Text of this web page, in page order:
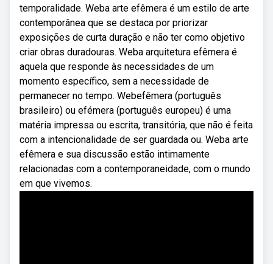
temporalidade. Weba arte efêmera é um estilo de arte
contemporânea que se destaca por priorizar
exposições de curta duração e não ter como objetivo
criar obras duradouras. Weba arquitetura efêmera é
aquela que responde às necessidades de um
momento específico, sem a necessidade de
permanecer no tempo. Webefêmera (português
brasileiro) ou efémera (português europeu) é uma
matéria impressa ou escrita, transitória, que não é feita
com a intencionalidade de ser guardada ou. Weba arte
efêmera e sua discussão estão intimamente
relacionadas com a contemporaneidade, com o mundo
em que vivemos.